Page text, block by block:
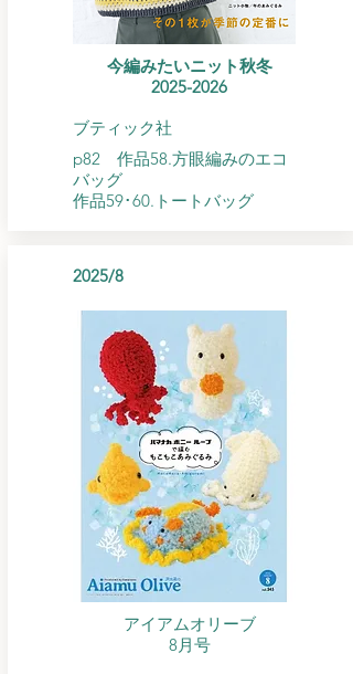
今編みたいニット秋冬
​2025-2026
ブティック社
p82 作品58.方眼編みのエコ
バッグ
​作品59･60.トートバッグ
2025/8
アイアムオリーブ
​8月号